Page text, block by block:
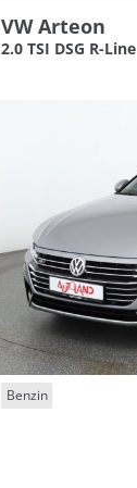
VW Arteon
2.0 TSI DSG R-Line
Benzin